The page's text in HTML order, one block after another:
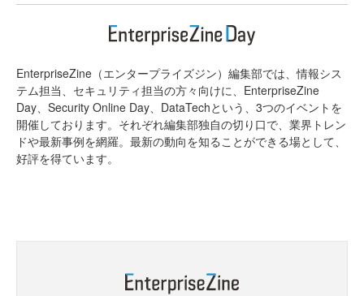
EnterpriseZine（エンタープライズジン）編集部では、情報シス
テム担当、セキュリティ担当の方々向けに、EnterpriseZine
Day、Security Online Day、DataTechという、3つのイベントを
開催しております。それぞれ編集部独自の切り口で、業界トレン
ドや最新事例を網羅。最新の動向を知ることができる場として、
好評を得ています。